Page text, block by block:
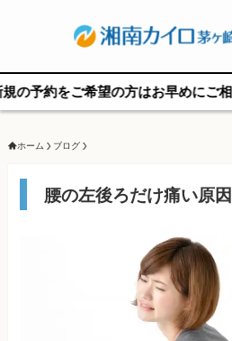
希望の方はお早めにご相談ください
ホーム ブログ
腰の左後ろだけ痛い原